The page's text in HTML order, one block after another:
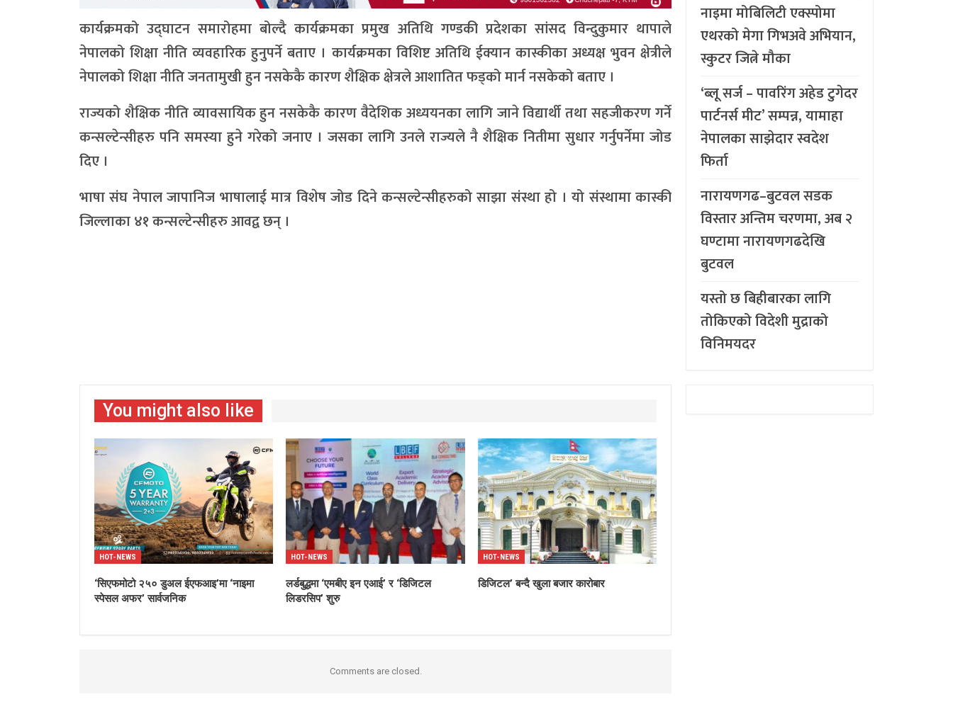
कार्यक्रमको उद्घाटन समारोहमा बोल्दै कार्यक्रमका प्रमुख अतिथि गण्डकी प्रदेशका सांसद विन्दुकुमार थापाले
नेपालको शिक्षा नीति व्यवहारिक हुनुपर्ने बताए । कार्यक्रमका विशिष्ट अतिथि ईक्यान कास्कीका अध्यक्ष भुवन क्षेत्रीले
नेपालको शिक्षा नीति जनतामुखी हुन नसकेकै कारण शैक्षिक क्षेत्रले आशातित फड्को मार्न नसकेको बताए ।
राज्यको शैक्षिक नीति व्यावसायिक हुन नसकेकै कारण वैदेशिक अध्ययनका लागि जाने विद्यार्थी तथा सहजीकरण गर्ने
कन्सल्टेन्सीहरु पनि समस्या हुने गरेको जनाए । जसका लागि उनले राज्यले नै शैक्षिक नितीमा सुधार गर्नुपर्नेमा जोड
दिए ।
भाषा संघ नेपाल जापानिज भाषालाई मात्र विशेष जोड दिने कन्सल्टेन्सीहरुको साझा संस्था हो । यो संस्थामा कास्की
जिल्लाका ४१ कन्सल्टेन्सीहरु आवद्व छन् ।
You might also like
HOT-NEWS
‘सिएफमोटो २५० डुअल ईएफआइ’मा ‘नाइमा
स्पेसल अफर’ सार्वजनिक
HOT-NEWS
लर्डबुद्धमा ‘एमबीए इन एआई’ र ‘डिजिटल
लिडरसिप’ शुरु
HOT-NEWS
डिजिटल’ बन्दै खुला बजार कारोबार
Comments are closed.
नाइमा मोबिलिटी एक्स्पोमा
एथरको मेगा गिभअवे अभियान,
स्कुटर जित्ने मौका
‘ब्लू सर्ज – पावरिंग अहेड टुगेदर
पार्टनर्स मीट’ सम्पन्न, यामाहा
नेपालका साझेदार स्वदेश
फिर्ता
नारायणगढ–बुटवल सडक
विस्तार अन्तिम चरणमा, अब २
घण्टामा नारायणगढदेखि
बुटवल
यस्तो छ बिहीबारका लागि
तोकिएको विदेशी मुद्राको
विनिमयदर